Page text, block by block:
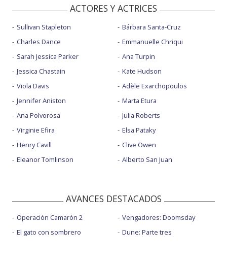
ACTORES Y ACTRICES
Sullivan Stapleton
Charles Dance
Sarah Jessica Parker
Jessica Chastain
Viola Davis
Jennifer Aniston
Ana Polvorosa
Virginie Efira
Henry Cavill
Eleanor Tomlinson
Bárbara Santa-Cruz
Emmanuelle Chriqui
Ana Turpin
Kate Hudson
Adèle Exarchopoulos
Marta Etura
Julia Roberts
Elsa Pataky
Clive Owen
Alberto San Juan
AVANCES DESTACADOS
Operación Camarón 2
El gato con sombrero
Vengadores: Doomsday
Dune: Parte tres